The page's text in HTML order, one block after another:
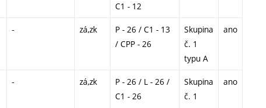
C1 - 12
- zá,zk
P - 26 / C1 - 13
/ CPP - 26
Skupina
č. 1
typu A
ano
- zá,zk
P - 26 / L - 26 /
C1 - 26
Skupina
č. 1
ano